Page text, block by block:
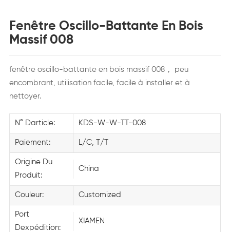
Fenêtre Oscillo-Battante En Bois
Massif 008
fenêtre oscillo-battante en bois massif 008，
peu
encombrant, utilisation facile, facile à installer et à
nettoyer.
N° Darticle: KDS-W-W-TT-008
Paiement: L/C, T/T
Origine Du
Produit:
China
Couleur: Customized
Port
Dexpédition:
XIAMEN